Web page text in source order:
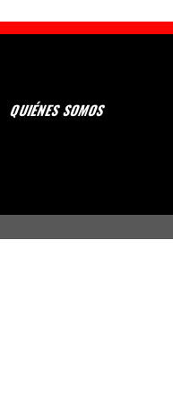
QUIÉNES SOMOS